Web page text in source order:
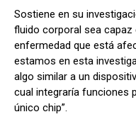
Sostiene en su
fluido corporal sea capaz
enfermedad que está
estamos en esta
algo similar a un
cual integraría funciones
único chip”.